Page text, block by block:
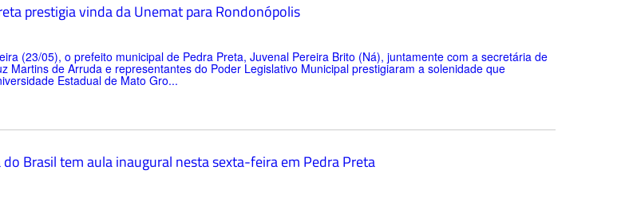
prestigia vinda da Unemat para Rondonópolis
(23/05), o prefeito municipal de Pedra Preta, Juvenal Pereira Brito (Ná), juntamente com a secretária de
Martins de Arruda e representantes do Poder Legislativo Municipal prestigiaram a solenidade que
Estadual de Mato Gro...
Brasil tem aula inaugural nesta sexta-feira em Pedra Preta